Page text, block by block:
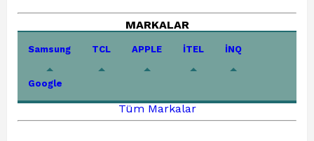
MARKALAR
Samsung TCL APPLE İTEL İNQ
Google
Tüm Markalar